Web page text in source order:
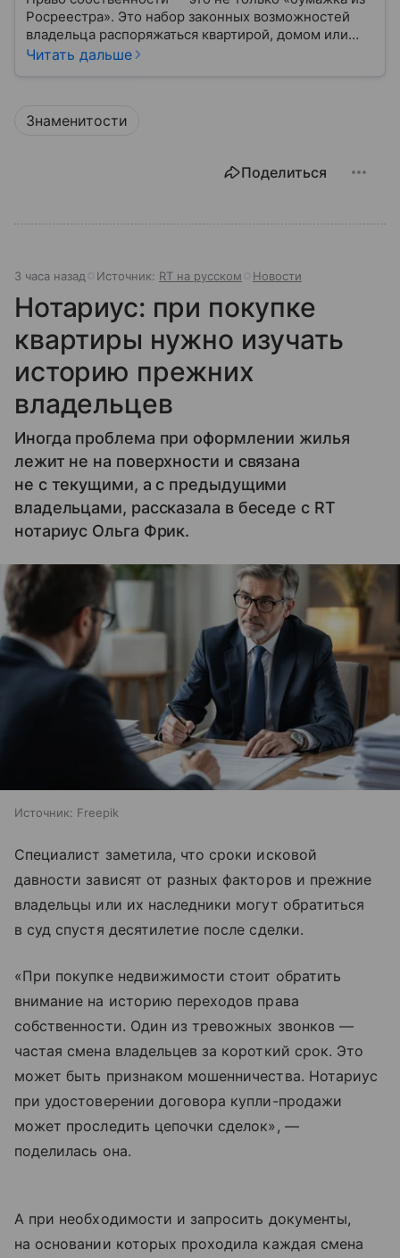
Росреестра». Это набор законных возможностей
владельца распоряжаться квартирой, домом или
участком: жить, сдавать, продавать, дарить,
Читать дальше
Знаменитости
Поделиться
3 часа назад Источник: RT на русском Новости
Нотариус: при покупке
квартиры нужно изучать
историю прежних
владельцев
Иногда проблема при оформлении жилья
лежит не на поверхности и связана
не с текущими, а с предыдущими
владельцами, рассказала в беседе с RT
нотариус Ольга Фрик.
Источник: Freepik
Специалист заметила, что сроки исковой
давности зависят от разных факторов и прежние
владельцы или их наследники могут обратиться
в суд спустя десятилетие после сделки.
«При покупке недвижимости стоит обратить
внимание на историю переходов права
собственности. Один из тревожных звонков —
частая смена владельцев за короткий срок. Это
может быть признаком мошенничества. Нотариус
при удостоверении договора купли-продажи
может проследить цепочки сделок», —
поделилась она.
А при необходимости и запросить документы,
на основании которых проходила каждая смена